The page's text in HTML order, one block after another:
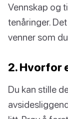
Vennskap og
tenåringer.
venner som
2. Hvorfor
Du kan stille